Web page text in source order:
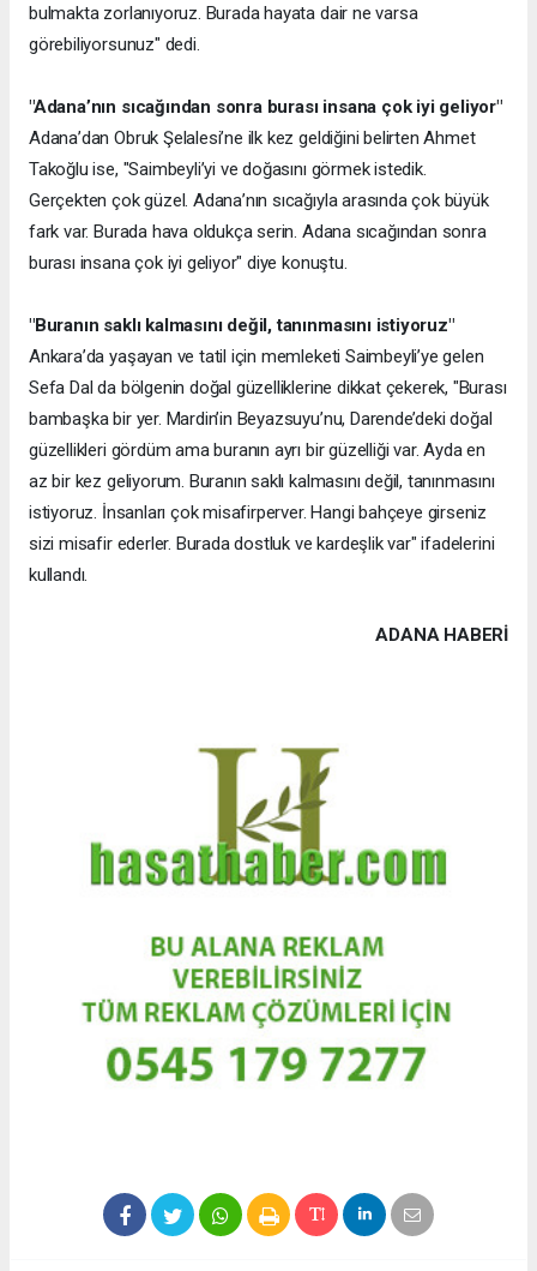
bulmakta zorlanıyoruz. Burada hayata dair ne varsa
görebiliyorsunuz" dedi.
"Adana’nın sıcağından sonra burası insana çok iyi geliyor"
Adana’dan Obruk Şelalesi’ne ilk kez geldiğini belirten Ahmet
Takoğlu ise, "Saimbeyli’yi ve doğasını görmek istedik.
Gerçekten çok güzel. Adana’nın sıcağıyla arasında çok büyük
fark var. Burada hava oldukça serin. Adana sıcağından sonra
burası insana çok iyi geliyor" diye konuştu.
"Buranın saklı kalmasını değil, tanınmasını istiyoruz"
Ankara’da yaşayan ve tatil için memleketi Saimbeyli’ye gelen
Sefa Dal da bölgenin doğal güzelliklerine dikkat çekerek, "Burası
bambaşka bir yer. Mardin’in Beyazsuyu’nu, Darende’deki doğal
güzellikleri gördüm ama buranın ayrı bir güzelliği var. Ayda en
az bir kez geliyorum. Buranın saklı kalmasını değil, tanınmasını
istiyoruz. İnsanları çok misafirperver. Hangi bahçeye girseniz
sizi misafir ederler. Burada dostluk ve kardeşlik var" ifadelerini
kullandı.
ADANA HABERİ